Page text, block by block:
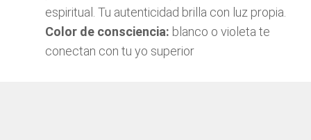
espiritual. Tu autenticidad brilla con luz propia.
Color de consciencia: blanco o violeta te
conectan con tu yo superior